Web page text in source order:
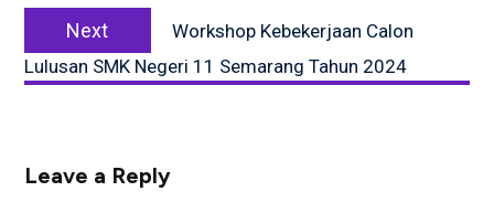
Next
post:
Workshop Kebekerjaan Calon
Lulusan SMK Negeri 11 Semarang Tahun 2024
Leave a Reply